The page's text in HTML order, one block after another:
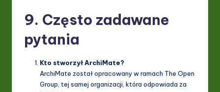
9. Często zadawane
pytania
Kto stworzył ArchiMate?
ArchiMate został opracowany w ramach The Open
Group, tej samej organizacji, która odpowiada za